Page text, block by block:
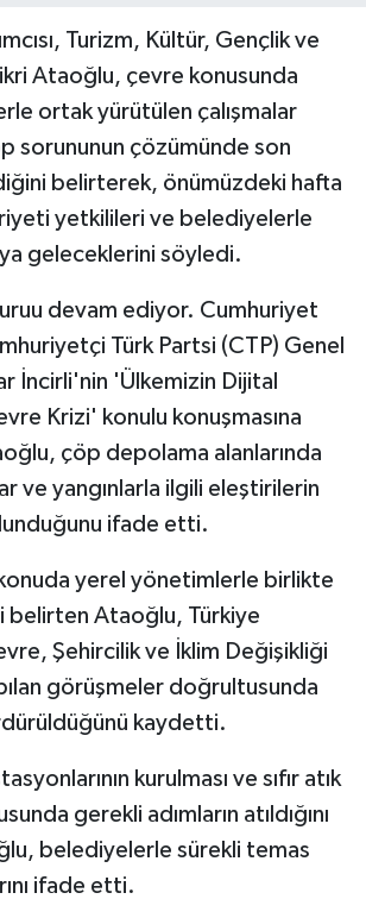
Turizm, Kültür, Gençlik ve
Ataoğlu, çevre konusunda
ortak yürütülen çalışmalar
sorununun çözümünde son
belirterek, önümüzdeki hafta
yetkilileri ve belediyelerle
geleceklerini söyledi.
devam ediyor. Cumhuriyet
Türk Partsi (CTP) Genel
İncirli'nin 'Ülkemizin Dijital
Krizi' konulu konuşmasına
çöp depolama alanlarında
ve yangınlarla ilgili eleştirilerin
ifade etti.
yerel yönetimlerle birlikte
belirten Ataoğlu, Türkiye
Şehircilik ve İklim Değişikliği
görüşmeler doğrultusunda
kaydetti.
kurulması ve sıfır atık
gerekli adımların atıldığını
belediyelerle sürekli temas
ifade etti.